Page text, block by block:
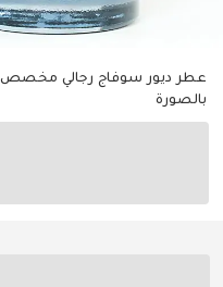
عطر ديور سوفاج رجالي مخصص
بالصورة